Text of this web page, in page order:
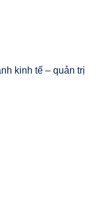
kinh tế – quản trị